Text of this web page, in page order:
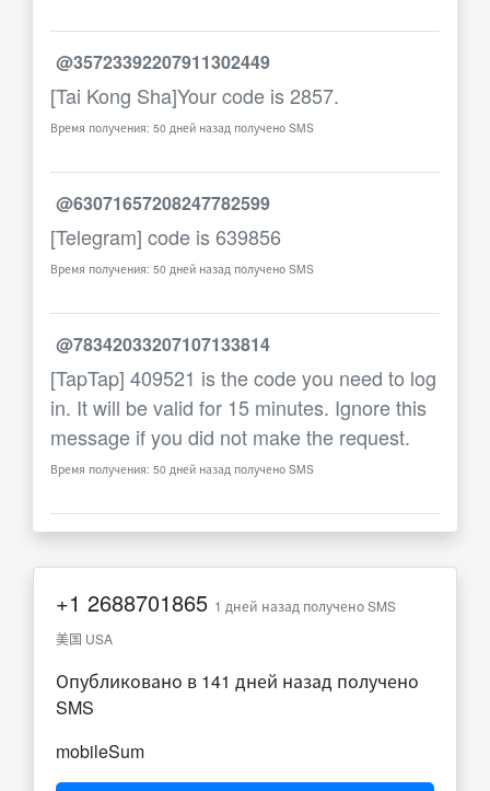
@35723392207911302449
[Tai Kong Sha]Your code is 2857.
Время получения: 50 дней назад получено SMS
@63071657208247782599
[Telegram] code is 639856
Время получения: 50 дней назад получено SMS
@78342033207107133814
[TapTap] 409521 is the code you need to log
in. It will be valid for 15 minutes. Ignore this
message if you did not make the request.
Время получения: 50 дней назад получено SMS
+1 2688701865 1 дней назад получено SMS
美国 USA
Опубликовано в 141 дней назад получено
SMS
mobileSum